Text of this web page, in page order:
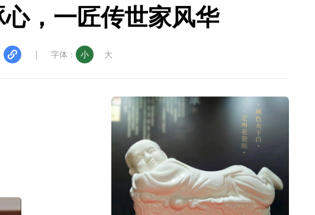
，一匠传世家风华
字体： 小 大